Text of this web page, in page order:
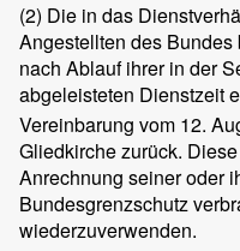
(2) Die in das
Angestellten des
nach Ablauf ihrer in der
abgeleisteten Dienstzeit
Vereinbarung vom 12.
Gliedkirche zurück.
Anrechnung seiner oder
Bundesgrenzschutz
wiederzuverwenden.